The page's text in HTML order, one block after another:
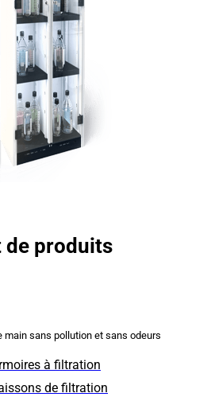
de produits
main sans pollution et sans odeurs
à filtration
de filtration